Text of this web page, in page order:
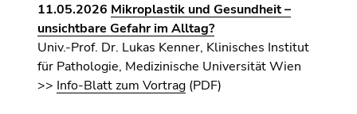
11.05.2026 Mikroplastik und Gesundheit –
unsichtbare Gefahr im Alltag?
Univ.-Prof. Dr. Lukas Kenner, Klinisches Institut
für Pathologie, Medizinische Universität Wien
>> Info-Blatt zum Vortrag (PDF)